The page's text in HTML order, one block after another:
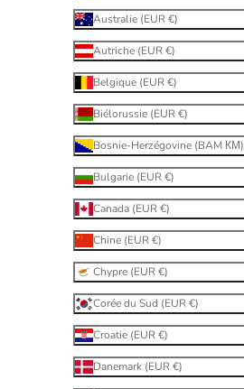
Australie (EUR €)
Autriche (EUR €)
Belgique (EUR €)
Biélorussie (EUR €)
Bosnie-Herzégovine (BAM КМ)
Bulgarie (EUR €)
Canada (EUR €)
Chine (EUR €)
Chypre (EUR €)
Corée du Sud (EUR €)
Croatie (EUR €)
Danemark (EUR €)